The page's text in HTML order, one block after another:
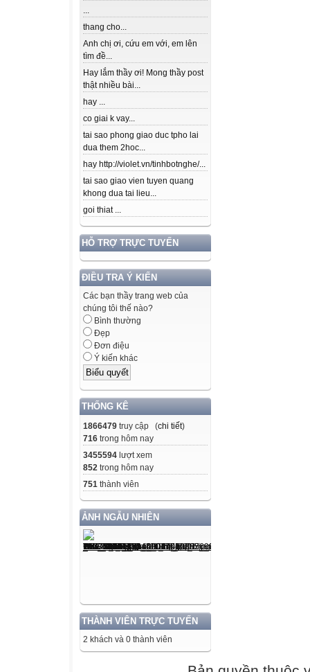
...
thang cho...
Anh chị ơi, cứu em với, em lên
tìm đề...
Hay lắm thầy ơi! Mong thầy post
thật nhiều bài...
hay ...
co giai k vay...
tai sao phong giao duc tpho lai
dua them 2hoc...
hay http://violet.vn/tinhbotnghe/...
tai sao giao vien tuyen quang
khong dua tai lieu...
goi thiat ...
HỖ TRỢ TRỰC TUYẾN
ĐIỀU TRA Ý KIẾN
Các bạn thầy trang web của
chúng tôi thế nào?
Bình thường
Đẹp
Đơn điệu
Ý kiến khác
THỐNG KÊ
1866479 truy cập (chi tiết)
716 trong hôm nay
3455594 lượt xem
852 trong hôm nay
751 thành viên
ẢNH NGẪU NHIÊN
THÀNH VIÊN TRỰC TUYẾN
2 khách và 0 thành viên